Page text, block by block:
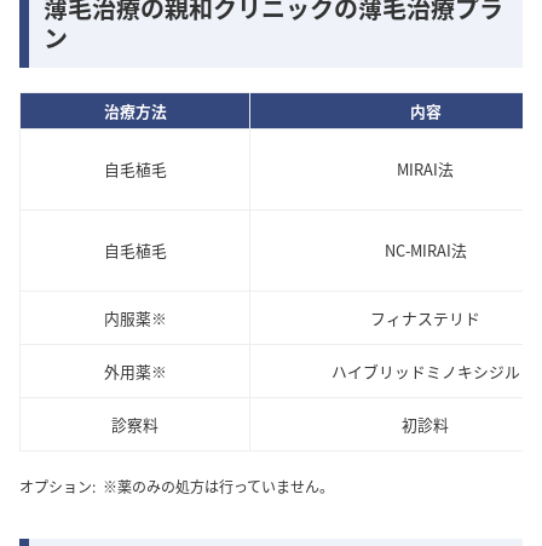
薄毛治療の親和クリニックの薄毛治療プラ
ン
治療方法 内容
自毛植毛 MIRAI法
自毛植毛 NC-MIRAI法
内服薬※ フィナステリド
外用薬※ ハイブリッドミノキシジル
診察料 初診料
オプション: ※薬のみの処方は行っていません。